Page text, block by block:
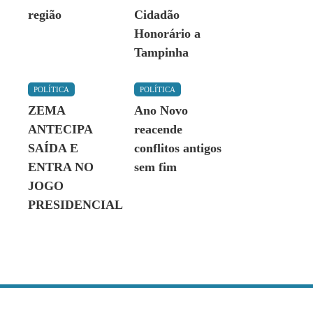
região
Cidadão
Honorário a
Tampinha
POLÍTICA
ZEMA
ANTECIPA
SAÍDA E
ENTRA NO
JOGO
PRESIDENCIAL
POLÍTICA
Ano Novo
reacende
conflitos antigos
sem fim